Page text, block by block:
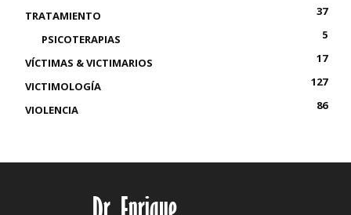
TRATAMIENTO
37
PSICOTERAPIAS
5
VÍCTIMAS & VICTIMARIOS
17
VICTIMOLOGÍA
127
VIOLENCIA
86